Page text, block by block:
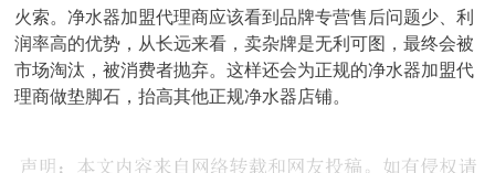
火索。净水器加盟代理商应该看到品牌专营售后问题少、利
润率高的优势，从长远来看，卖杂牌是无利可图，最终会被
市场淘汰，被消费者抛弃。这样还会为正规的净水器加盟代
理商做垫脚石，抬高其他正规净水器店铺。